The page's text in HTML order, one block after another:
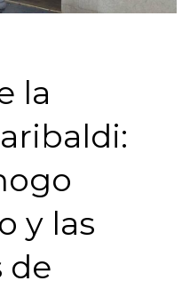
la
y las
de